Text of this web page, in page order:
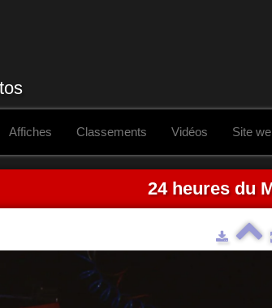
Affiches Classements Vidéos Site
24 heures du